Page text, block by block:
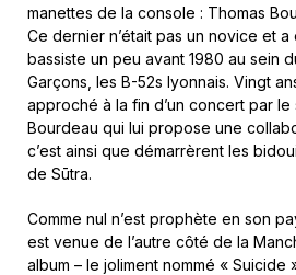
manettes de la console : Thomas
Ce dernier n’était pas un novice et
bassiste un peu avant 1980 au sein
Garçons, les B-52s lyonnais. Vingt
approché à la fin d’un concert par le
Bourdeau qui lui propose une
c’est ainsi que démarrèrent les
de Sūtra.
Comme nul n’est prophète en son
est venue de l’autre côté de la
album – le joliment nommé « Suicide